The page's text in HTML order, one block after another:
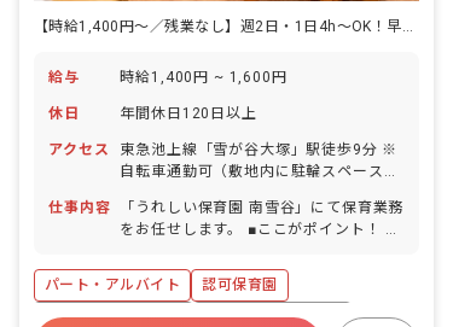
【時給1,400円～／残業なし】週2日・1日4h～OK！早遅番手当（300円/回）あり
給与 時給1,400円 ~ 1,600円
休日 年間休日120日以上
アクセス
東急池上線「雪が谷大塚」駅徒歩9分 ※
自転車通勤可（敷地内に駐輪スペース完
仕事内容
「うれしい保育園 南雪谷」にて保育業務
をお任せします。 ■ここがポイント！ キ
にサポートするのでご安心ください！
▼▼具体的にはこんなお仕事です▼▼ ＊
登園時に保護者から子ども達をお預かり
パート・アルバイト
認可保育園
ボーナス・賞与あり
年間休日120日以上